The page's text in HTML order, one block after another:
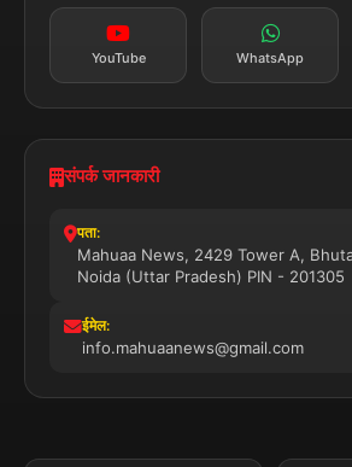
YouTube WhatsApp
संपर्क जानकारी
पता:
Mahuaa News, 2429 Tower A,
Noida (Uttar Pradesh) PIN - 201305
ईमेल:
info.mahuaanews@gmail.com